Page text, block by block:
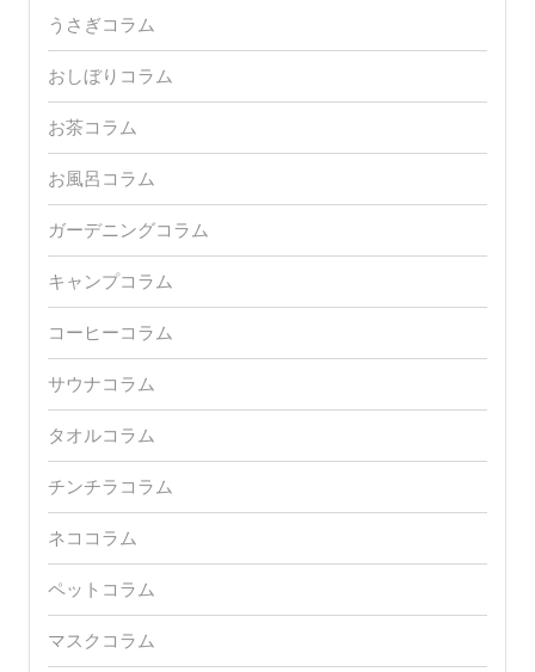
うさぎコラム
おしぼりコラム
お茶コラム
お風呂コラム
ガーデニングコラム
キャンプコラム
コーヒーコラム
サウナコラム
タオルコラム
チンチラコラム
ネココラム
ペットコラム
マスクコラム